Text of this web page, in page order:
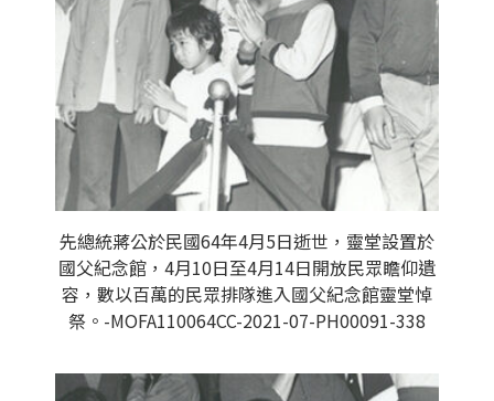
先總統蔣公於民國64年4月5日逝世，靈堂設置於
國父紀念館，4月10日至4月14日開放民眾瞻仰遺
容，數以百萬的民眾排隊進入國父紀念館靈堂悼
祭。-MOFA110064CC-2021-07-PH00091-338